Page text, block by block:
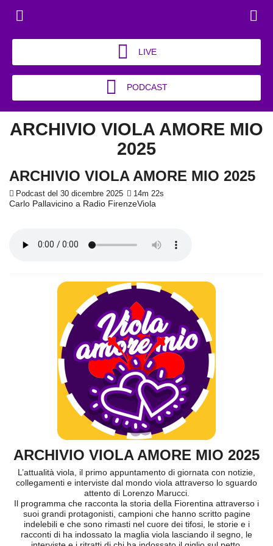
LIVE
PODCAST
ARCHIVIO VIOLA AMORE MIO
2025
ARCHIVIO VIOLA AMORE MIO 2025
Podcast del 30 dicembre 2025 14m 22s
Carlo Pallavicino a Radio FirenzeViola
ARCHIVIO VIOLA AMORE MIO 2025
L’attualità viola, il primo appuntamento di giornata con notizie,
collegamenti e interviste dal mondo viola attraverso lo sguardo
attento di Lorenzo Marucci.
Il programma che racconta la storia della Fiorentina attraverso i
suoi grandi protagonisti, campioni che hanno scritto pagine
indelebili e che sono rimasti nel cuore dei tifosi, le storie e i
racconti di ha indossato la maglia viola lasciando il segno, le